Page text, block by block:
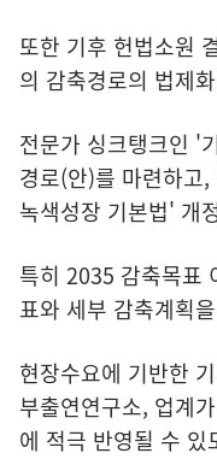
또한 기후 헌법소원
의 감축경로의 법제
전문가 싱크탱크인 '
경로(안)를 마련하고
녹색성장 기본법' 개
특히 2035 감축목표
표와 세부 감축계획
현장수요에 기반한
부출연연구소, 업계
에 적극 반영될 수